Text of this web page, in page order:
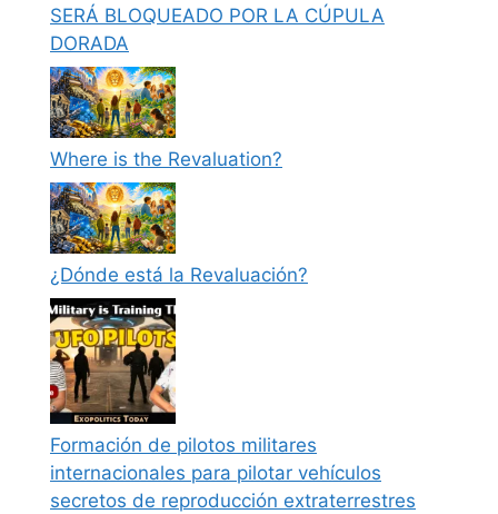
SERÁ BLOQUEADO POR LA CÚPULA
DORADA
Where is the Revaluation?
¿Dónde está la Revaluación?
Formación de pilotos militares
internacionales para pilotar vehículos
secretos de reproducción extraterrestres